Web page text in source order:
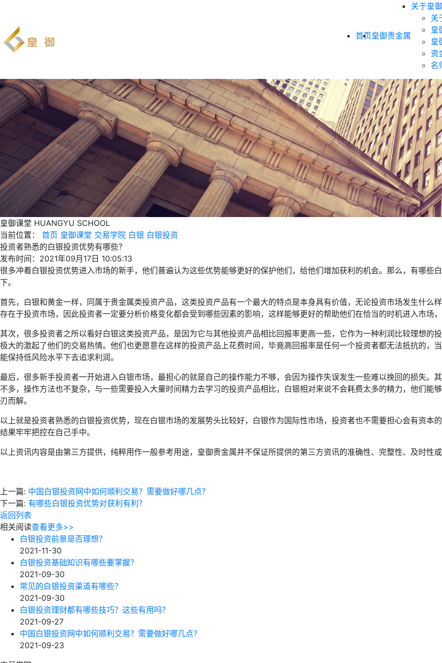
首页皇御贵金属
关于皇御
关
皇
皇
资
名
皇御课堂 HUANGYU SCHOOL
当前位置：
首页 皇御课堂 交易学院 白银 白银投资
投资者熟悉的白银投资优势有哪些？
发布时间：2021年09月17日 10:05:13
很多冲着白银投资优势进入市场的新手，他们普遍认为这些优势能够更好的保护他们，给他们增加获利的机会。那么，有哪些
下。
首先，白银和黄金一样，同属于贵金属类投资产品，这类投资产品有一个最大的特点是本身具有价值，无论投资市场发生什么
存在于投资市场，因此投资者一定要分析价格变化都会受到哪些因素的影响，这样能够更好的帮助他们在恰当的时机进入市场
其次，很多投资者之所以看好白银这类投资产品，是因为它与其他投资产品相比回报率更高一些，它作为一种利润比较理想的
极大的激起了他们的交易热情。他们也更愿意在这样的投资产品上花费时间，毕竟高回报率是任何一个投资者都无法抵抗的，
能保持低风险水平下去追求利润。
最后，很多新手投资者一开始进入白银市场，最担心的就是自己的操作能力不够，会因为操作失误发生一些难以挽回的损失。
不多，操作方法也不复杂，与一些需要投入大量时间精力去学习的投资产品相比，白银相对来说不会耗费太多的精力，他们能
刃而解。
以上就是投资者熟悉的白银投资优势，现在白银市场的发展势头比较好，白银作为国际性市场，投资者也不需要担心会有资本
结果牢牢把控在自己手中。
以上资讯内容是由第三方提供，纯粹用作一般参考用途，皇御贵金属并不保证所提供的第三方资讯的准确性、完整性、及时性
上一篇: 中国白银投资网中如何顺利交易？需要做好哪几点？
下一篇: 有哪些白银投资优势对获利有利？
返回列表
相关阅读查看更多>>
白银投资前景是否理想？
2021-11-30
白银投资基础知识有哪些要掌握？
2021-09-30
常见的白银投资渠道有哪些？
2021-09-30
白银投资理财都有哪些技巧？这些有用吗？
2021-09-27
中国白银投资网中如何顺利交易？需要做好哪几点？
2021-09-23